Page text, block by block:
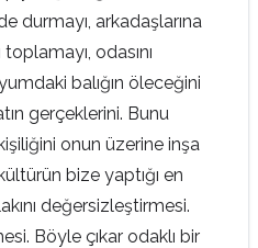
durmayı, arkadaşlarına
odasını
balığın öleceğini
gerçeklerini. Bunu
onun üzerine inşa
bize yaptığı en
değersizleştirmesi.
Böyle çıkar odaklı bir